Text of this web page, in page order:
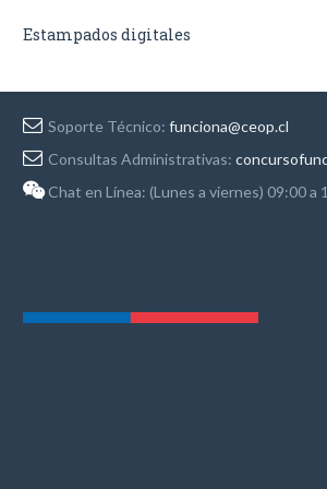
Estampados digitales
Soporte Técnico: funciona@ceop.cl
Consultas Administrativas:
Chat en Línea: (Lunes a viernes) 09:00 a